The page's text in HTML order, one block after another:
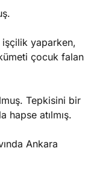
işçilik yaparken,
çocuk falan
Tepkisini bir
hapse atılmış.
Ankara